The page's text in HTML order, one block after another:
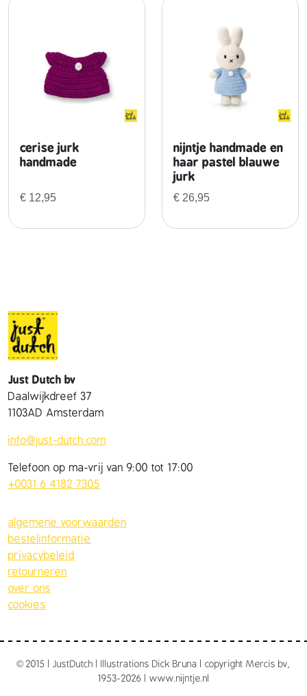
e
cerise jurk
handmade
€ 12,95
nijntje handmade en
haar pastel blauwe
jurk
€ 26,95
Just Dutch bv
Daalwijkdreef 37
1103AD Amsterdam
info@just-dutch.com
Telefoon op ma-vrij van 9:00 tot 17:00
+0031 6 4182 7305
algemene voorwaarden
bestelinformatie
privacybeleid
retourneren
over ons
cookies
© 2015 | JustDutch | Illustrations Dick Bruna | copyright Mercis bv,
1953-2026 | www.nijntje.nl